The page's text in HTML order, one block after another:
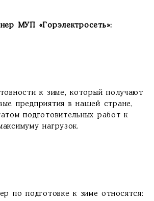
МУП «Гор­электросеть»:
к зиме, который получают
предприятия в нашей стране,
подготовительных работ к
нагрузок.
по подготовке к зиме относятся: